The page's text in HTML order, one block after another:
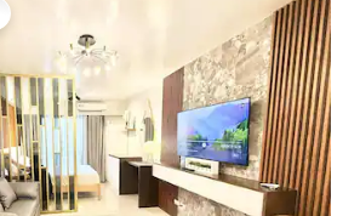
イスです。